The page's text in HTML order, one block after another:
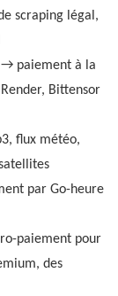
scraping légal,
paiement à la
Bittensor
flux météo,
par Go-heure
paiement pour
des